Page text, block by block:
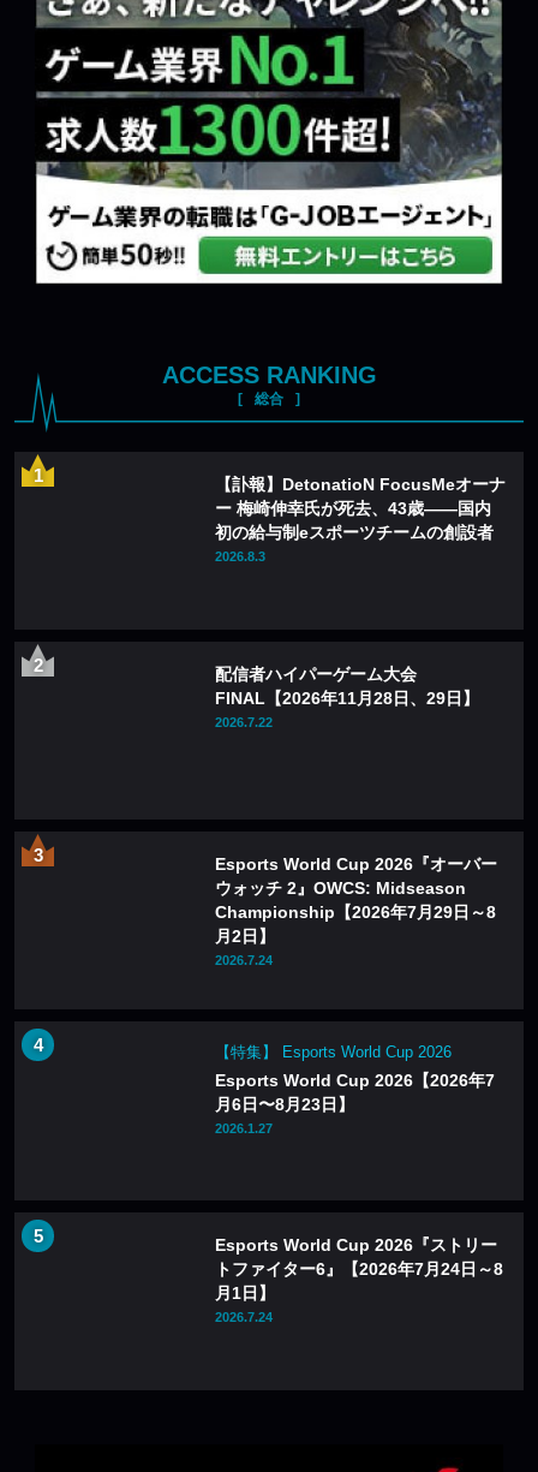
ACCESS RANKING
総合
【訃報】DetonatioN FocusMeオーナ
ー 梅崎伸幸氏が死去、43歳——国内
初の給与制eスポーツチームの創設者
2026.8.3
配信者ハイパーゲーム大会
FINAL【2026年11月28日、29日】
2026.7.22
Esports World Cup 2026『オーバー
ウォッチ 2』OWCS: Midseason
Championship【2026年7月29日～8
月2日】
2026.7.24
【特集】 Esports World Cup 2026
Esports World Cup 2026【2026年7
月6日〜8月23日】
2026.1.27
Esports World Cup 2026『ストリー
トファイター6』【2026年7月24日～8
月1日】
2026.7.24